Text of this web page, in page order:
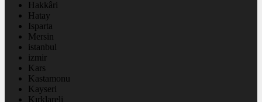
Hakkâri
Hatay
Isparta
Mersin
istanbul
izmir
Kars
Kastamonu
Kayseri
Kırklareli